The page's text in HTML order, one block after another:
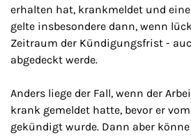
erhalten hat, krankmeldet und
gelte insbesondere dann, wenn
Zeitraum der Kündigungsfrist -
abgedeckt werde.
Anders liege der Fall, wenn der
krank gemeldet hatte, bevor er
gekündigt wurde. Dann aber